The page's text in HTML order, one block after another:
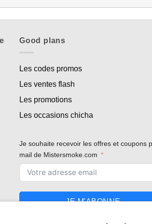
Good plans
Les codes promos
Les ventes flash
Les promotions
Les occasions chicha
Je souhaite recevoir les offres et coupons
mail de Mistersmoke.com
JE M'ABONNE